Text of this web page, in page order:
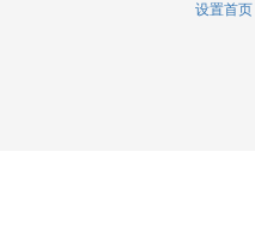
设置首页